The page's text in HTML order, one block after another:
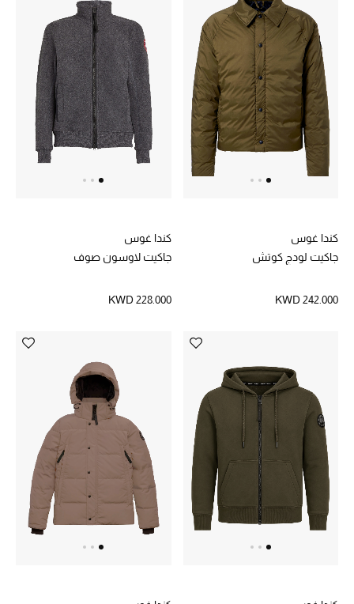
النساء
عرض جميع المنتجات
خصومات
ما وصلنا حديثاً
الموسم الجديد
حصريًا عبر الإنترنت
الملابس الرياضية النسائية
تشكيلة الأعراس
حقائب وأحذية متطابقة
هدايا للنساء
كندا غوس
جاكيت لودج كوتش
KWD 242.000
كندا غوس
جاكيت لاوسون صوف
KWD 228.000